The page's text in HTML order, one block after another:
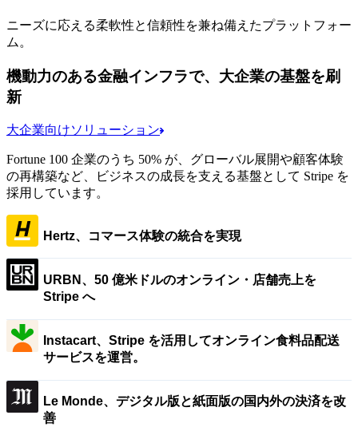
ニーズに応える柔軟性と信頼性を兼ね備えたプラットフォー
ム。
機動力のある金融インフラで、大企業の基盤を刷
新
大企業向けソリューション
Fortune 100 企業のうち 50% が、グローバル展開や顧客体験
の再構築など、ビジネスの成長を支える基盤として Stripe を
採用しています。
Hertz、コマース体験の統合を実現
URBN、50 億米ドルのオンライン・店舗売上を
Stripe へ
Instacart、Stripe を活用してオンライン食料品配送
サービスを運営。
Le Monde、デジタル版と紙面版の国内外の決済を改
善